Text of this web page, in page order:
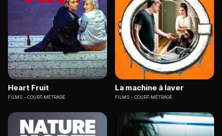
Heart Fruit
FILMS COURT-MÉTRAGE
La machine à laver
FILMS COURT-MÉTRAGE